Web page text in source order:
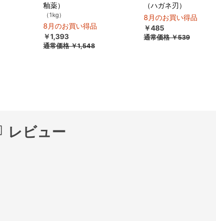
釉薬）
（1kg）
8月のお買い得品
￥1,393
通常価格￥1,548
（ハガネ刃）
8月のお買い得品
￥485
通常価格￥539
レビュー